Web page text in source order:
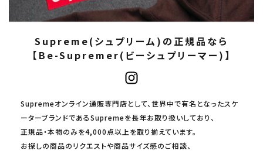
Supreme(シュプリーム)の正規品なら
【Be-Supremer(ビーシュプリーマー)】
Supremeオンライン通販専門店として、世界中で有名となったスケ
ーターブランドであるSupremeを長年お取り扱いしており、
正規品・本物のみを4,000点以上を取り揃えています。
お探しの商品のリクエストや商品サイズ感のご相談、